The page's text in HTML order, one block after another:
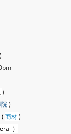
)
院)
商材)
）